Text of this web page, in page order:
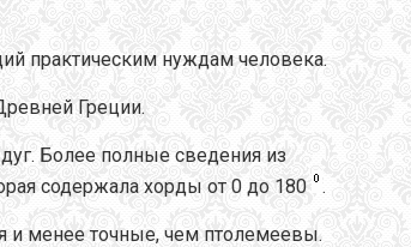
практическим нуждам человека.
Греции.
Более полные сведения из
содержала хорды от 0 до 180
.
и менее точные, чем птолемеевы.